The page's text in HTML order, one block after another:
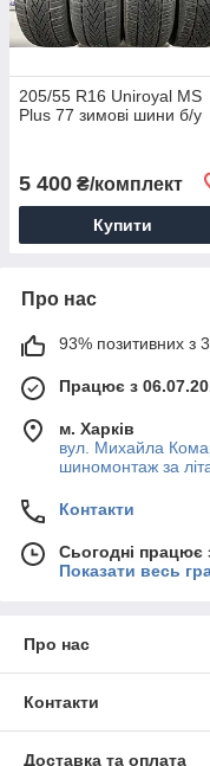
205/55 R16 Uniroyal MS
Plus 77 зимові шини б/у
5 400 ₴/комплект
Купити
Про нас
93% позитивних з
Працює з
м. Харків
вул. Михайла
шиномонтаж за
Контакти
Сьогодні працює
Показати весь
Про нас
Контакти
Доставка та оплата